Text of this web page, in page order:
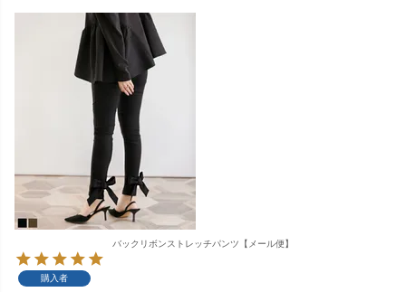
バックリボンストレッチパンツ【メール便】
購入者